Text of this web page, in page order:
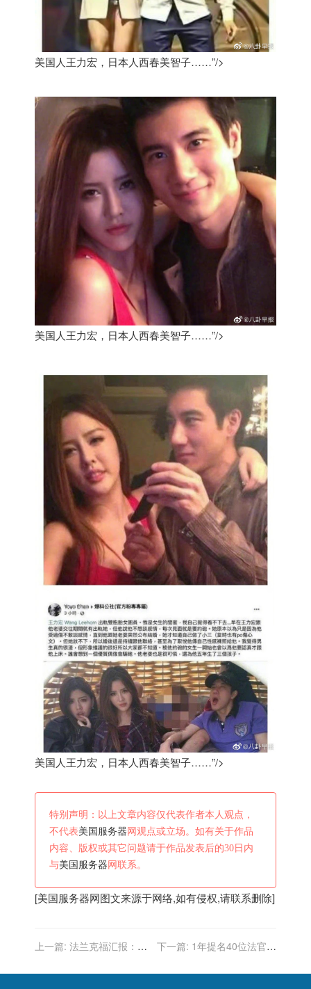
美国人王力宏，日本人西春美智子……”/>
美国人王力宏，日本人西春美智子……”/>
美国人王力宏，日本人西春美智子……”/>
特别声明：以上文章内容仅代表作者本人观点，
不代表美国服务器 网观点或立场。如有关于作品
内容、版权或其它问题请于作品发表后的30日内
与美国服务器 网联系。
[美国服务器网图文来源于网络,如有侵权,请联系删除]
上一篇: 法兰克福汇报：波
衅西方盟友 迫使美国金主媒
下一篇: 1年提名40位法官過